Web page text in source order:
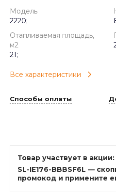
Модель
2220;
Отапливаемая площадь,
м2
21;
Все характеристики
Способы оплаты
Товар участвует в акции:
SL-IE176-BBBSF6L —
промокод и примените